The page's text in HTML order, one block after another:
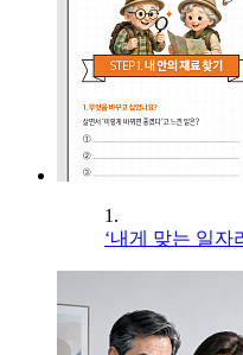
1.
‘내게 맞는 일자